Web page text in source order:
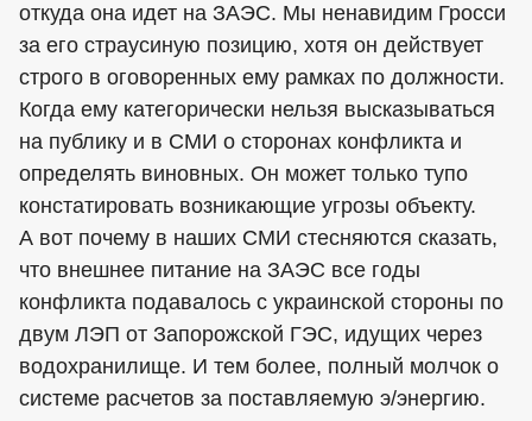
откуда она идет на ЗАЭС. Мы ненавидим Гросси
за его страусиную позицию, хотя он действует
строго в оговоренных ему рамках по должности.
Когда ему категорически нельзя высказываться
на публику и в СМИ о сторонах конфликта и
определять виновных. Он может только тупо
констатировать возникающие угрозы объекту.
А вот почему в наших СМИ стесняются сказать,
что внешнее питание на ЗАЭС все годы
конфликта подавалось с украинской стороны по
двум ЛЭП от Запорожской ГЭС, идущих через
водохранилище. И тем более, полный молчок о
системе расчетов за поставляемую э/энергию.